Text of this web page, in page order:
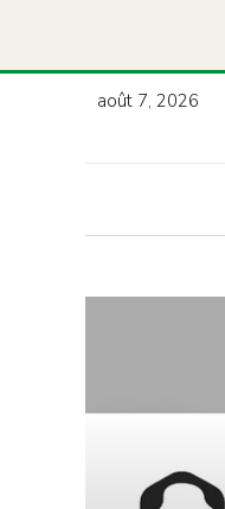
août 7, 2026